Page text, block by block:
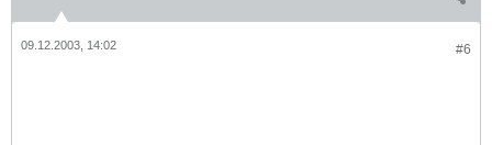
#6
09.12.2003, 14:02